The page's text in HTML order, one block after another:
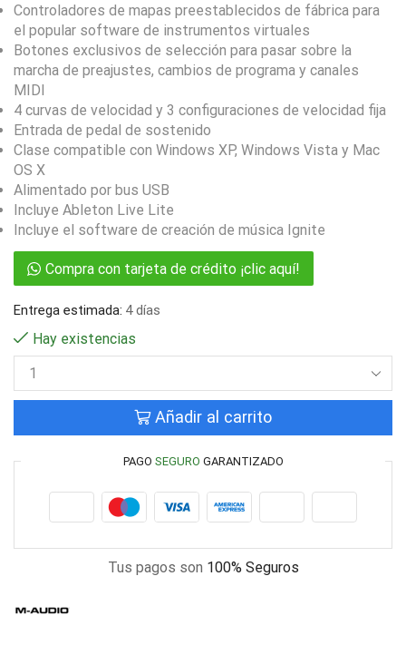
Controladores de mapas preestablecidos de fábrica para
el popular software de instrumentos virtuales
Botones exclusivos de selección para pasar sobre la
marcha de preajustes, cambios de programa y canales
MIDI
4 curvas de velocidad y 3 configuraciones de velocidad fija
Entrada de pedal de sostenido
Clase compatible con Windows XP, Windows Vista y Mac
OS X
Alimentado por bus USB
Incluye Ableton Live Lite
Incluye el software de creación de música Ignite
Compra con tarjeta de crédito ¡clic aquí!
Entrega estimada: 4 días
Hay existencias
Añadir al carrito
PAGO SEGURO GARANTIZADO
Tus pagos son 100% Seguros